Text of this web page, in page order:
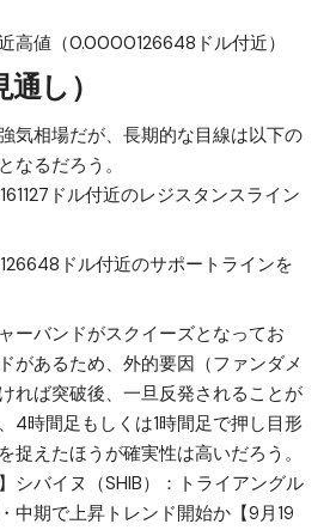
高値（0.0000126648ドル付近）
し）
気相場だが、長期的な目線は以下の
なるだろう。
ドル付近のレジスタンスライン
ドル付近のサポートラインを
ーバンドがスクイーズとなってお
があるため、外的要因（ファンダメ
れば突破後、一旦反発されることが
4時間足もしくは1時間足で押し目形
捉えたほうが確実性は高いだろう。
シバイヌ（SHIB）：トライアングル
中期で上昇トレンド開始か【9月19